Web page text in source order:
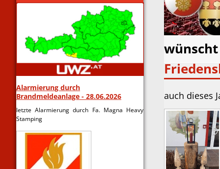
Alarmierung durch
Brandmeldeanlage - 28.06.2026
letzte Alarmierung durch Fa. Magna Heavy
Stamping
auch dieses